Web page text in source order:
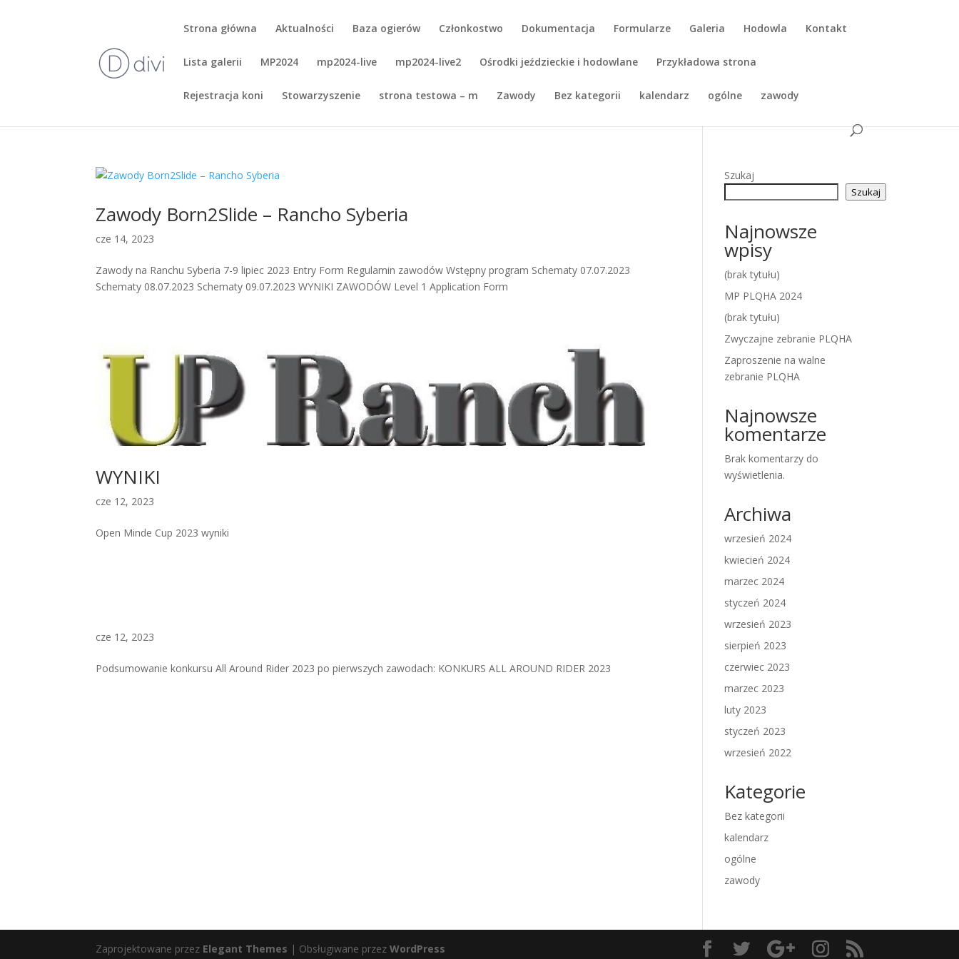
Strona główna Aktualności Baza ogierów Członkostwo Dokumentacja Formularze Galeria Hodowla Kontakt
Lista galerii MP2024 mp2024-live mp2024-live2 Ośrodki jeździeckie i hodowlane Przykładowa strona
Rejestracja koni Stowarzyszenie strona testowa – m Zawody Bez kategorii kalendarz ogólne zawody
Zawody Born2Slide – Rancho Syberia
cze 14, 2023
Zawody na Ranchu Syberia 7-9 lipiec 2023 Entry Form Regulamin zawodów Wstępny program Schematy 07.07.2023
Schematy 08.07.2023 Schematy 09.07.2023 WYNIKI ZAWODÓW Level 1 Application Form
WYNIKI
cze 12, 2023
Open Minde Cup 2023 wyniki
cze 12, 2023
Podsumowanie konkursu All Around Rider 2023 po pierwszych zawodach: KONKURS ALL AROUND RIDER 2023
Szukaj
Szukaj
Najnowsze
wpisy
(brak tytułu)
MP PLQHA 2024
(brak tytułu)
Zwyczajne zebranie PLQHA
Zaproszenie na walne
zebranie PLQHA
Najnowsze
komentarze
Brak komentarzy do
wyświetlenia.
Archiwa
wrzesień 2024
kwiecień 2024
marzec 2024
styczeń 2024
wrzesień 2023
sierpień 2023
czerwiec 2023
marzec 2023
luty 2023
styczeń 2023
wrzesień 2022
Kategorie
Bez kategorii
kalendarz
ogólne
zawody
Zaprojektowane przez Elegant Themes | Obsługiwane przezWordPress